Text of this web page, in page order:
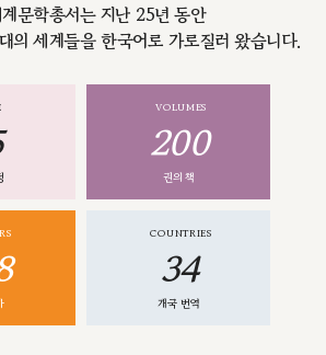
문학총서는 지난 25년 동안
의 세계들을 한국어로 가로질러 왔습니다.
VOLUMES
200
권의 책
COUNTRIES
34
개국 번역